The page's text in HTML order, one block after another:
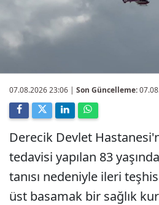
07.08.2026 23:06 | Son Güncelleme:
Derecik Devlet
tedavisi yapılan 83
tanısı nedeniyle ileri
üst basamak bir sağlık